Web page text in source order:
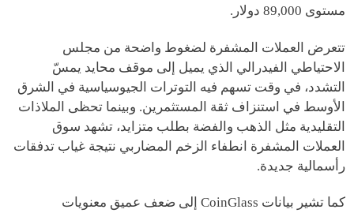
مستوى 89,000 دولار.
تتعرض العملات المشفرة لضغوط واضحة من مجلس
الاحتياطي الفيدرالي الذي يميل إلى موقف محايد يمسّ
التشدد، في وقت تسهم فيه التوترات الجيوسياسية في الشرق
الأوسط في استنزاف ثقة المستثمرين. وبينما تحظى الملاذات
التقليدية مثل الذهب والفضة بطلب متزايد، تشهد سوق
العملات المشفرة انطفاء الزخم المضاربي نتيجة غياب تدفقات
رأسمالية جديدة.
كما تشير بيانات CoinGlass إلى ضعف عميق معنويات